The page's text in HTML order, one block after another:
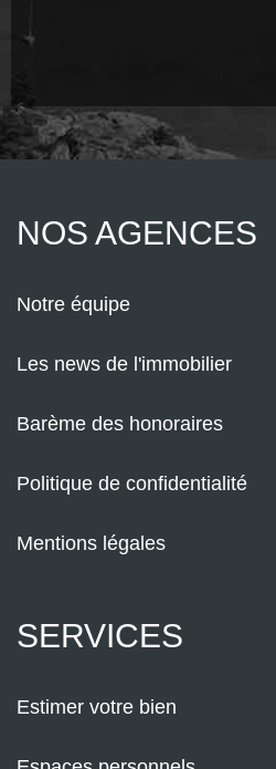
NOS AGENCES
Notre équipe
Les news de l'immobilier
Barème des honoraires
Politique de confidentialité
Mentions légales
SERVICES
Estimer votre bien